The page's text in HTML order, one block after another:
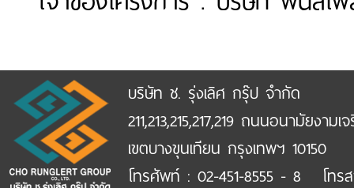
บริษัท ช. รุ่งเลิศ กรุ๊ป จำกัด
211,213,215,217,219 ถนนอนามัยงา
เขตบางขุนเทียน กรุงเทพฯ 10150
โทรศัพท์ : 02-451-8555 - 8 โทรส